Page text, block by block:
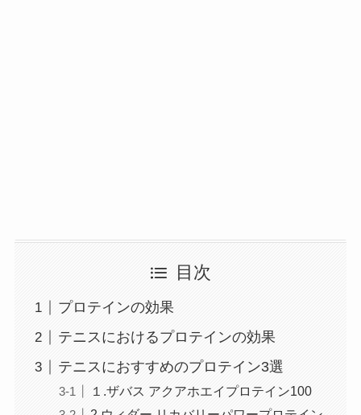
目次
プロテインの効果
テニスにおけるプロテインの効果
テニスにおすすめのプロテイン3選
１.ザバス アクアホエイプロテイン100